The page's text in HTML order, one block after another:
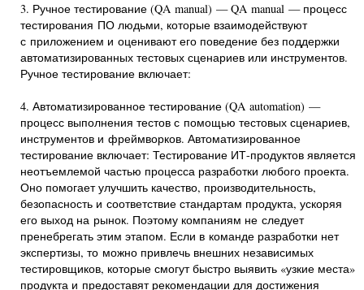
3. Ручное тестирование (QA manual) — QA manual — процесс
тестирования ПО людьми, которые взаимодействуют
с приложением и оценивают его поведение без поддержки
автоматизированных тестовых сценариев или инструментов.
Ручное тестирование включает:
4. Автоматизированное тестирование (QA automation) —
процесс выполнения тестов с помощью тестовых сценариев,
инструментов и фреймворков. Автоматизированное
тестирование включает: Тестирование ИТ-продуктов является
неотъемлемой частью процесса разработки любого проекта.
Оно помогает улучшить качество, производительность,
безопасность и соответствие стандартам продукта, ускоряя
его выход на рынок. Поэтому компаниям не следует
пренебрегать этим этапом. Если в команде разработки нет
экспертизы, то можно привлечь внешних независимых
тестировщиков, которые смогут быстро выявить «узкие места»
продукта и предоставят рекомендации для достижения